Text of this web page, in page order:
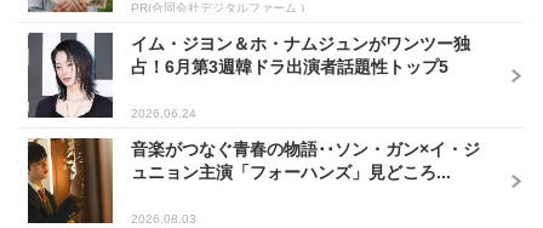
PR(合同会社デジタルファーム )
イム・ジヨン＆ホ・ナムジュンがワンツー独
占！6月第3週韓ドラ出演者話題性トップ5
2026.06.24
音楽がつなぐ青春の物語･･ソン・ガン×イ・ジ
ュニョン主演「フォーハンズ」見どころ...
2026.08.03